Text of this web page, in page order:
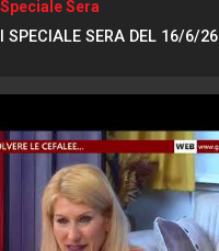
Sera
SPECIALE SERA DEL 16/6/26